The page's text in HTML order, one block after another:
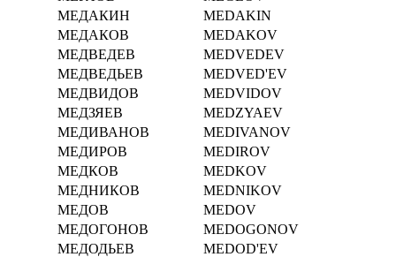
МЕДАКИН
MEDAKIN
МЕДАКОВ
MEDAKOV
МЕДВЕДЕВ
MEDVEDEV
МЕДВЕДЬЕВ
MEDVED'EV
МЕДВИДОВ
MEDVIDOV
МЕДЗЯЕВ
MEDZYAEV
МЕДИВАНОВ
MEDIVANOV
МЕДИРОВ
MEDIROV
МЕДКОВ
MEDKOV
МЕДНИКОВ
MEDNIKOV
МЕДОВ
MEDOV
МЕДОГОНОВ
MEDOGONOV
МЕДОДЬЕВ
MEDOD'EV